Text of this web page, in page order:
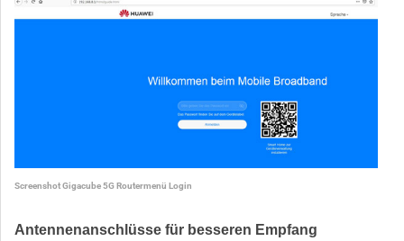
Screenshot Gigacube 5G Routermenü Login
Antennenanschlüsse für besseren Empfang